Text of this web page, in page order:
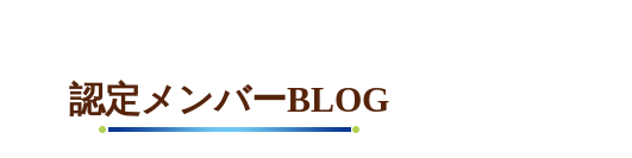
認定メンバーBLOG